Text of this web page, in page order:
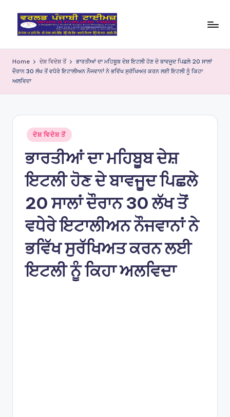
o
rl
d
P
bi
Ti
m
Home ਦੇਸ਼ ਵਿਦੇਸ਼ ਤੋਂ
ਭਾਰਤੀਆਂ ਦਾ ਮਹਿਬੂਬ ਦੇਸ਼ ਇਟਲੀ ਹੋਣ ਦੇ ਬਾਵਜੂਦ ਪਿਛਲੇ 20 ਸਾਲਾਂ
ਦੌਰਾਨ 30 ਲੱਖ ਤੋਂ ਵਧੇਰੇ ਇਟਾਲੀਅਨ ਨੌਜਵਾਨਾਂ ਨੇ ਭਵਿੱਖ ਸੁਰੱਖਿਅਤ ਕਰਨ ਲਈ ਇਟਲੀ ਨੂੰ ਕਿਹਾ
ਅਲਵਿਦਾ
Posted
in
ਦੇਸ਼ ਵਿਦੇਸ਼ ਤੋਂ
ਭਾਰਤੀਆਂ ਦਾ ਮਹਿਬੂਬ ਦੇਸ਼
ਇਟਲੀ ਹੋਣ ਦੇ ਬਾਵਜੂਦ ਪਿਛਲੇ
20 ਸਾਲਾਂ ਦੌਰਾਨ 30 ਲੱਖ ਤੋਂ
ਵਧੇਰੇ ਇਟਾਲੀਅਨ ਨੌਜਵਾਨਾਂ ਨੇ
ਭਵਿੱਖ ਸੁਰੱਖਿਅਤ ਕਰਨ ਲਈ
ਇਟਲੀ ਨੂੰ ਕਿਹਾ ਅਲਵਿਦਾ